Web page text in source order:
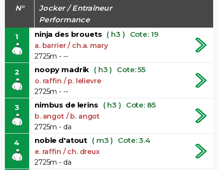
N°
Jocker / Entraîneur
Performance
1
ninja des brouets ( h3 ) Cote: 19
a. barrier / ch.a. mary
2725m - --
2 noopy madrik ( h3 ) Cote: 55
o. raffin / p. lelievre
2725m - --
3 nimbus de lerins ( h3 ) Cote: 85
b. angot / b. angot
2725m - da
4 noble d'atout ( m3 ) Cote: 3.4
e. raffin / ch. dreux
2725m - da